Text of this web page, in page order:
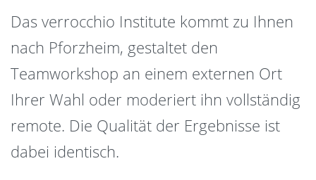
Das verrocchio Institute kommt zu Ihnen
nach Pforzheim, gestaltet den
Teamworkshop an einem externen Ort
Ihrer Wahl oder moderiert ihn vollständig
remote. Die Qualität der Ergebnisse ist
dabei identisch.